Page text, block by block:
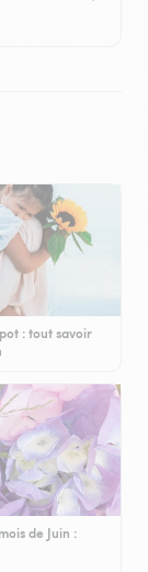
: tout savoir
de Juin :